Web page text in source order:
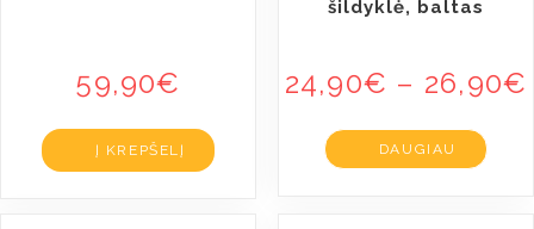
59,90€
Į KREPŠELĮ
šildyklė, baltas
24,90€ – 26,90€
DAUGIAU